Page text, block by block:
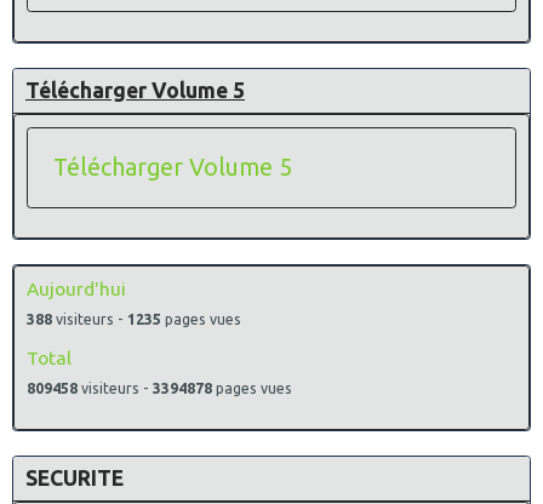
Télécharger Volume 5
Télécharger Volume 5
Aujourd'hui
388 visiteurs - 1235 pages vues
Total
809458 visiteurs - 3394878 pages vues
SECURITE